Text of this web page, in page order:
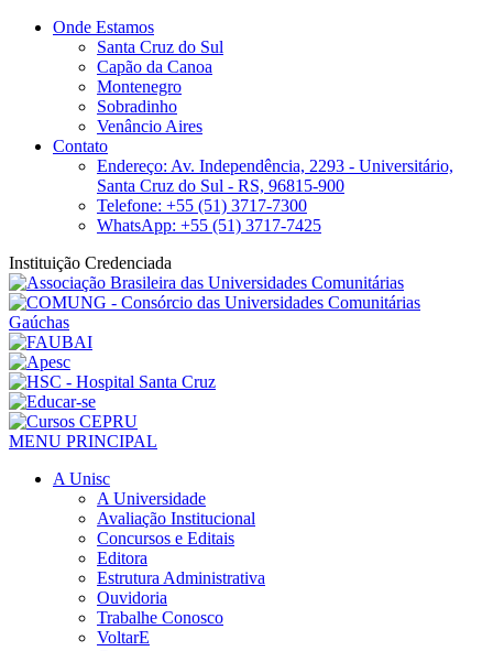
Onde Estamos
Santa Cruz do Sul
Capão da Canoa
Montenegro
Sobradinho
Venâncio Aires
Contato
Endereço: Av. Independência, 2293 - Universitário,
Santa Cruz do Sul - RS, 96815-900
Telefone: +55 (51) 3717-7300
WhatsApp: +55 (51) 3717-7425
Instituição Credenciada
MENU PRINCIPAL
A Unisc
A Universidade
Avaliação Institucional
Concursos e Editais
Editora
Estrutura Administrativa
Ouvidoria
Trabalhe Conosco
VoltarE